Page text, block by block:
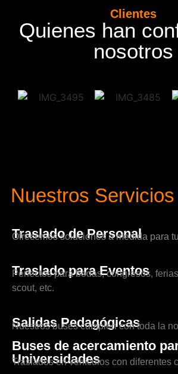
Clientes
Quienes han
nosotros
Nuestros Servicios
Traslado de Personal
Ofrecemos soluciones a medida para
Traslado para Eventos
Perfectos para bodas, congresos,
scout, etc.
Salidas Pedagógicas
Nuestros buses cumplen con toda la
Buses de acercamiento
Universidades
Traslados en vehículos con diferentes